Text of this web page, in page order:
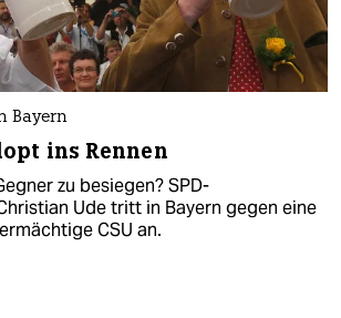
Bayern
ins Rennen
zu besiegen? SPD-
Ude tritt in Bayern gegen eine
CSU an.